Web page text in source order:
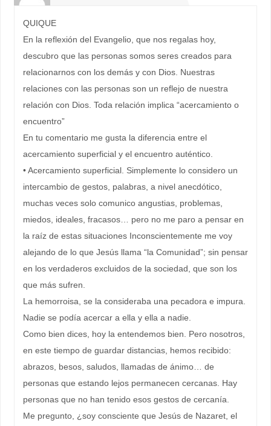
QUIQUE
En la reflexión del Evangelio, que nos regalas hoy,
descubro que las personas somos seres creados para
relacionarnos con los demás y con Dios. Nuestras
relaciones con las personas son un reflejo de nuestra
relación con Dios. Toda relación implica “acercamiento o
encuentro”
En tu comentario me gusta la diferencia entre el
acercamiento superficial y el encuentro auténtico.
• Acercamiento superficial. Simplemente lo considero un
intercambio de gestos, palabras, a nivel anecdótico,
muchas veces solo comunico angustias, problemas,
miedos, ideales, fracasos… pero no me paro a pensar en
la raíz de estas situaciones Inconscientemente me voy
alejando de lo que Jesús llama “la Comunidad”; sin pensar
en los verdaderos excluidos de la sociedad, que son los
que más sufren.
La hemorroisa, se la consideraba una pecadora e impura.
Nadie se podía acercar a ella y ella a nadie.
Como bien dices, hoy la entendemos bien. Pero nosotros,
en este tiempo de guardar distancias, hemos recibido:
abrazos, besos, saludos, llamadas de ánimo… de
personas que estando lejos permanecen cercanas. Hay
personas que no han tenido esos gestos de cercanía.
Me pregunto, ¿soy consciente que Jesús de Nazaret, el